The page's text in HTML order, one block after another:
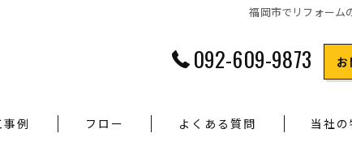
福岡市でリフォーム
092-609-9873
例 フロー よくある質問 当社